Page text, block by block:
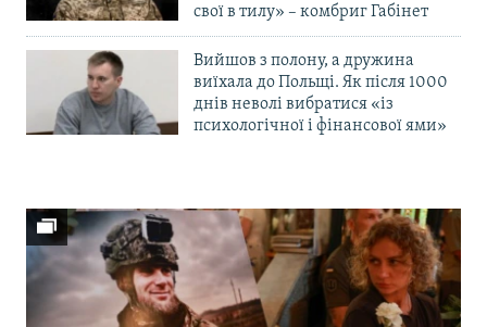
свої в тилу» – комбриг Габінет
Вийшов з полону, а дружина
виїхала до Польщі. Як після 1000
днів неволі вибратися «із
психологічної і фінансової ями»